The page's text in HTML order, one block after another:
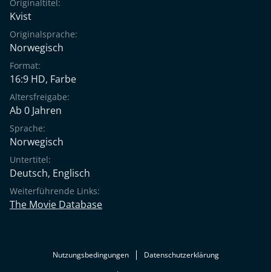
Originaltitel:
Kvist
Originalsprache:
Norwegisch
Format:
16:9 HD, Farbe
Altersfreigabe:
Ab 0 Jahren
Sprache:
Norwegisch
Untertitel:
Deutsch, Englisch
Weiterführende Links:
The Movie Database
Nutzungsbedingungen
Datenschutzerklärung